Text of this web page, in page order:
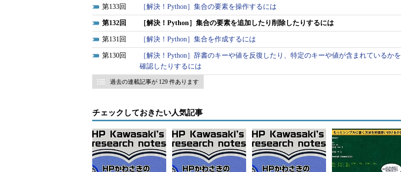
133 ［解決！Python］集合の要素を操作するには
132 ［解決！Python］集合の要素を追加したり削除したりするには
131 ［解決！Python］集合を作成するには
130
［解決！Python］辞書のキーや値を反復したり、特定のキーや値が含まれているかを
確認したりするには
過去の連載記事が 129 件あります
チェックしておきたい人気記事